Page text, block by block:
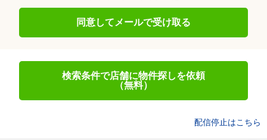
同意してメールで受け取る
検索条件で店舗に物件探しを依頼
（無料）
配信停止はこちら